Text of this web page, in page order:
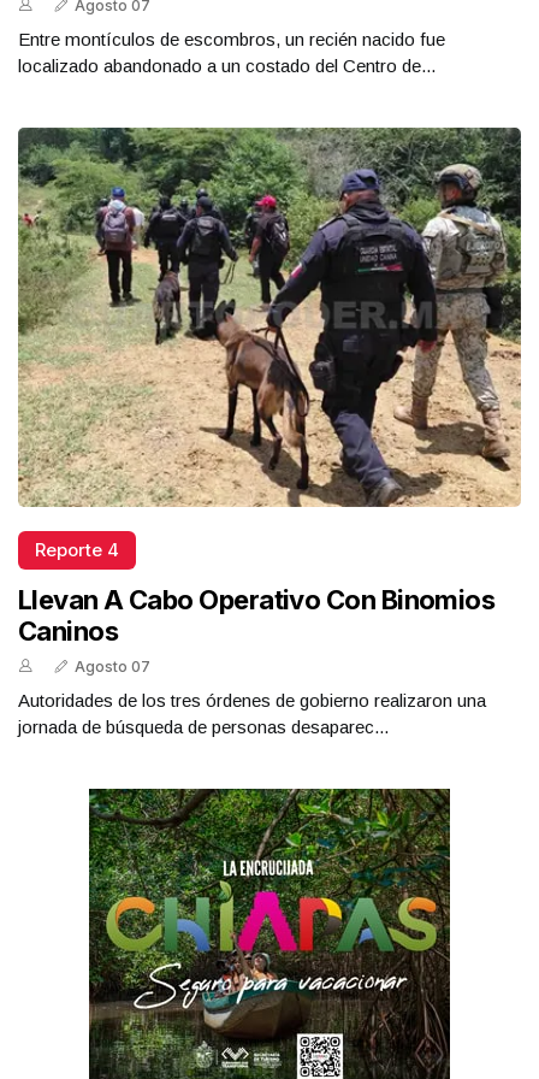
Agosto 07
Entre montículos de escombros, un recién nacido fue
localizado abandonado a un costado del Centro de...
Reporte 4
Llevan A Cabo Operativo Con Binomios
Caninos
Agosto 07
Autoridades de los tres órdenes de gobierno realizaron una
jornada de búsqueda de personas desaparec...